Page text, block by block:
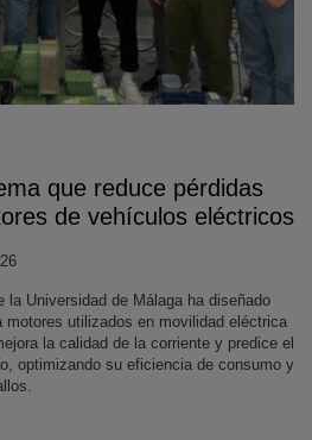
que reduce pérdidas
de vehículos eléctricos
la Universidad de Málaga ha diseñado
motores utilizados en movilidad eléctrica
la calidad de la corriente y predice el
optimizando su eficiencia de consumo y